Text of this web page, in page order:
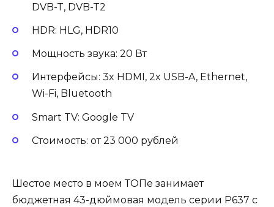
DVB-T, DVB-T2
HDR: HLG, HDR10
Мощность звука: 20 Вт
Интерфейсы: 3x HDMI, 2x USB-A, Ethernet,
Wi-Fi, Bluetooth
Smart TV: Google TV
Стоимость: от 23 000 рублей
Шестое место в моем ТОПе занимает
бюджетная 43-дюймовая модель серии P637 с